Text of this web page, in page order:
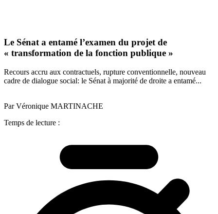
Le Sénat a entamé l’examen du projet de
« transformation de la fonction publique »
Recours accru aux contractuels, rupture conventionnelle, nouveau
cadre de dialogue social: le Sénat à majorité de droite a entamé...
Par Véronique MARTINACHE
Temps de lecture :